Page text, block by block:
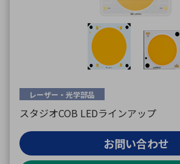
レーザー・光学部品
スタジオCOB LEDラインアップ
お問い合わせ